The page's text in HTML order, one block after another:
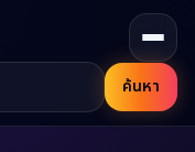
ค้นหา